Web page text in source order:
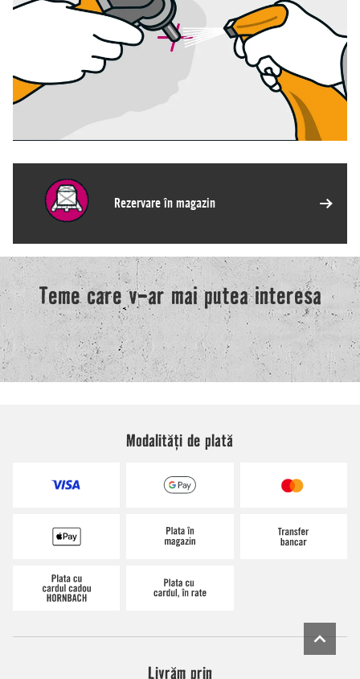
Modalități de plată
Livrăm prin